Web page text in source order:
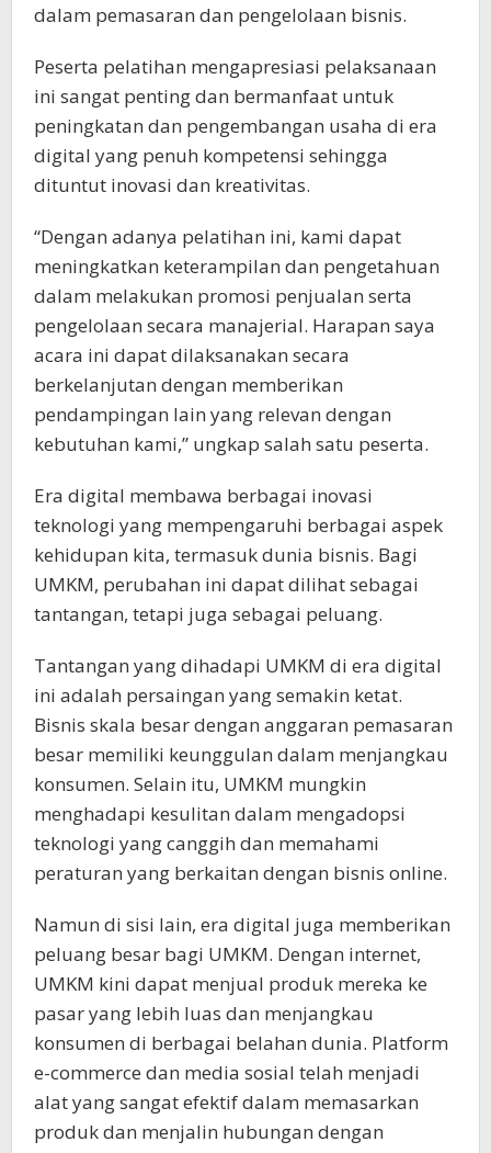
dalam pemasaran dan pengelolaan bisnis.
Peserta pelatihan mengapresiasi pelaksanaan
ini sangat penting dan bermanfaat untuk
peningkatan dan pengembangan usaha di era
digital yang penuh kompetensi sehingga
dituntut inovasi dan kreativitas.
“Dengan adanya pelatihan ini, kami dapat
meningkatkan keterampilan dan pengetahuan
dalam melakukan promosi penjualan serta
pengelolaan secara manajerial. Harapan saya
acara ini dapat dilaksanakan secara
berkelanjutan dengan memberikan
pendampingan lain yang relevan dengan
kebutuhan kami,” ungkap salah satu peserta.
Era digital membawa berbagai inovasi
teknologi yang mempengaruhi berbagai aspek
kehidupan kita, termasuk dunia bisnis. Bagi
UMKM, perubahan ini dapat dilihat sebagai
tantangan, tetapi juga sebagai peluang.
Tantangan yang dihadapi UMKM di era digital
ini adalah persaingan yang semakin ketat.
Bisnis skala besar dengan anggaran pemasaran
besar memiliki keunggulan dalam menjangkau
konsumen. Selain itu, UMKM mungkin
menghadapi kesulitan dalam mengadopsi
teknologi yang canggih dan memahami
peraturan yang berkaitan dengan bisnis online.
Namun di sisi lain, era digital juga memberikan
peluang besar bagi UMKM. Dengan internet,
UMKM kini dapat menjual produk mereka ke
pasar yang lebih luas dan menjangkau
konsumen di berbagai belahan dunia. Platform
e-commerce dan media sosial telah menjadi
alat yang sangat efektif dalam memasarkan
produk dan menjalin hubungan dengan